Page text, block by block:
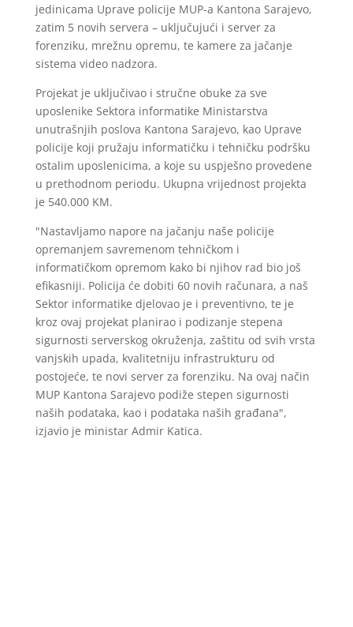
jedinicama Uprave policije MUP-a Kantona Sarajevo,
zatim 5 novih servera – uključujući i server za
forenziku, mrežnu opremu, te kamere za jačanje
sistema video nadzora.
Projekat je uključivao i stručne obuke za sve
uposlenike Sektora informatike Ministarstva
unutrašnjih poslova Kantona Sarajevo, kao Uprave
policije koji pružaju informatičku i tehničku podršku
ostalim uposlenicima, a koje su uspješno provedene
u prethodnom periodu. Ukupna vrijednost projekta
je 540.000 KM.
"Nastavljamo napore na jačanju naše policije
opremanjem savremenom tehničkom i
informatičkom opremom kako bi njihov rad bio još
efikasniji. Policija će dobiti 60 novih računara, a naš
Sektor informatike djelovao je i preventivno, te je
kroz ovaj projekat planirao i podizanje stepena
sigurnosti serverskog okruženja, zaštitu od svih vrsta
vanjskih upada, kvalitetniju infrastrukturu od
postojeće, te novi server za forenziku. Na ovaj način
MUP Kantona Sarajevo podiže stepen sigurnosti
naših podataka, kao i podataka naših građana",
izjavio je ministar Admir Katica.